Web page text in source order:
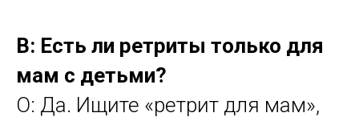
В: Есть ли ретриты только для
мам с детьми?
О: Да. Ищите «ретрит для мам»,